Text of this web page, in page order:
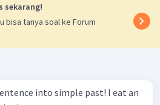
sekarang!
bisa tanya soal ke Forum
into simple past! I eat an